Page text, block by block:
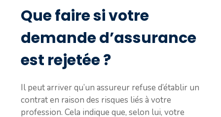
Que faire si votre
demande d’assurance
est rejetée ?
Il peut arriver qu’un assureur refuse d’établir un
contrat en raison des risques liés à votre
profession. Cela indique que, selon lui, votre